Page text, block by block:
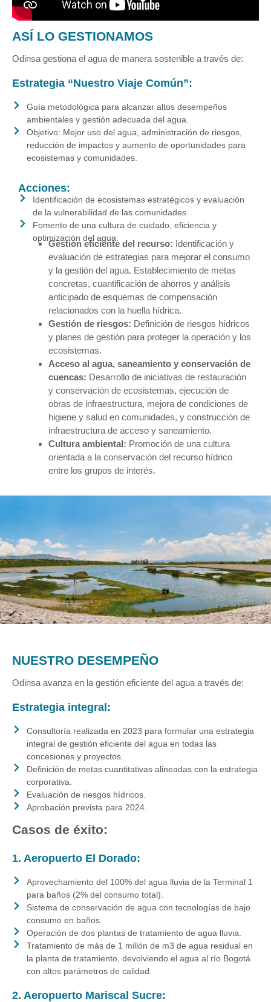
ASÍ LO GESTIONAMOS
Odinsa gestiona el agua de manera sostenible a través de:
Estrategia “Nuestro Viaje Común”:
Guía metodológica para alcanzar altos desempeños
ambientales y gestión adecuada del agua.
Objetivo: Mejor uso del agua, administración de riesgos,
reducción de impactos y aumento de oportunidades para
ecosistemas y comunidades.
Acciones:
Identificación de ecosistemas estratégicos y evaluación
de la vulnerabilidad de las comunidades.
Fomento de una cultura de cuidado, eficiencia y
optimización del agua:
Gestión eficiente del recurso: Identificación y
evaluación de estrategias para mejorar el consumo
y la gestión del agua. Establecimiento de metas
concretas, cuantificación de ahorros y análisis
anticipado de esquemas de compensación
relacionados con la huella hídrica.
Gestión de riesgos: Definición de riesgos hídricos
y planes de gestión para proteger la operación y los
ecosistemas.
Acceso al agua, saneamiento y conservación de
cuencas: Desarrollo de iniciativas de restauración
y conservación de ecosistemas, ejecución de
obras de infraestructura, mejora de condiciones de
higiene y salud en comunidades, y construcción de
infraestructura de acceso y saneamiento.
Cultura ambiental: Promoción de una cultura
orientada a la conservación del recurso hídrico
entre los grupos de interés.
NUESTRO DESEMPEÑO
Odinsa avanza en la gestión eficiente del agua a través de:
Estrategia integral:
Consultoría realizada en 2023 para formular una estrategia
integral de gestión eficiente del agua en todas las
concesiones y proyectos.
Definición de metas cuantitativas alineadas con la estrategia
corporativa.
Evaluación de riesgos hídricos.
Aprobación prevista para 2024.
Casos de éxito:
1. Aeropuerto El Dorado:
Aprovechamiento del 100% del agua lluvia de la Terminal 1
para baños (2% del consumo total).
Sistema de conservación de agua con tecnologías de bajo
consumo en baños.
Operación de dos plantas de tratamiento de agua lluvia.
Tratamiento de más de 1 millón de m3 de agua residual en
la planta de tratamiento, devolviendo el agua al río Bogotá
con altos parámetros de calidad.
2. Aeropuerto Mariscal Sucre: